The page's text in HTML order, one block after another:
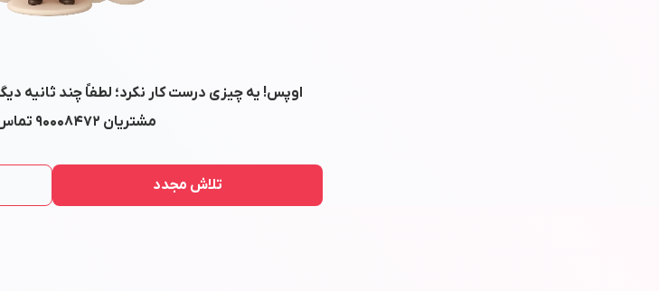
اوپس! یه چیزی درست کار نکرد؛ لطفاً چند ثانیه
مشتریان ۹۰۰۰۸۴۷۲
تلاش مجدد